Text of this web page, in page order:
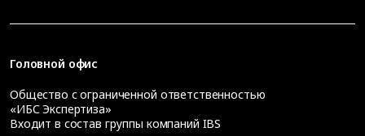
Головной офис
Общество с ограниченной ответственностью
«ИБС Экспертиза»
Входит в состав группы компаний IBS